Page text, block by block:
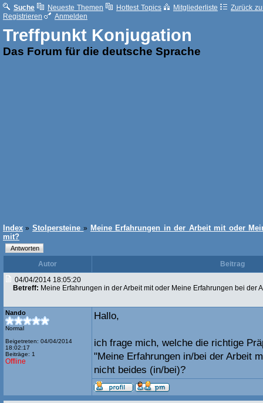
Suche Neueste Themen Hottest Topics Mitgliederliste
Zurück
Registrieren
Anmelden
Treffpunkt Konjugation
Das Forum für die deutsche Sprache
Index » Stolpersteine» Meine Erfahrungen in der Arbeit mit oder
mit?
Autor
Beitrag
04/04/2014 18:05:20
Betreff: Meine Erfahrungen in der Arbeit mit oder Meine Erfahrungen bei der
Nando
Normal
Beigetreten: 04/04/2014
18:02:17
Beiträge: 1
Offline
Hallo,
ich frage mich, welche die richtige
"Meine Erfahrungen in/bei der Arbeit
nicht beides (in/bei)?